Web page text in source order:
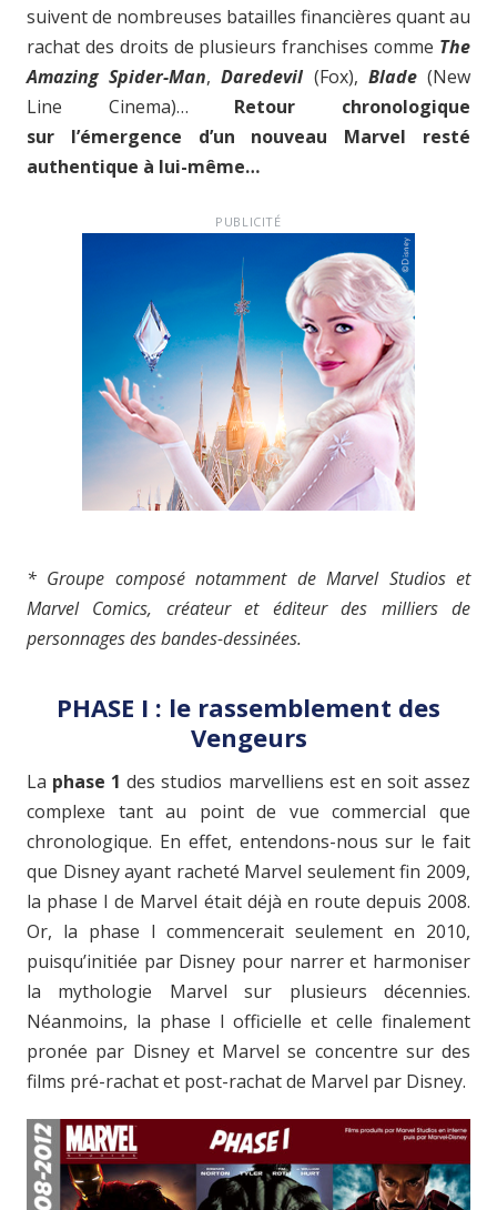
suivent de nombreuses batailles financières quant au
rachat des droits de plusieurs franchises comme The
Amazing Spider-Man,Daredevil (Fox), Blade(New
Line Cinema)… Retour chronologique
sur l’émergence d’un nouveau Marvel resté
authentique à lui-même…
PUBLICITÉ
* Groupe composé notamment de Marvel Studios et
Marvel Comics, créateur et éditeur des milliers de
personnages des bandes-dessinées.
PHASE I : le rassemblement des
Vengeurs
La phase 1des studios marvelliens est en soit assez
complexe tant au point de vue commercial que
chronologique. En effet, entendons-nous sur le fait
que Disney ayant racheté Marvel seulement fin 2009,
la phase I de Marvel était déjà en route depuis 2008.
Or, la phase I commencerait seulement en 2010,
puisqu’initiée par Disney pour narrer et harmoniser
la mythologie Marvel sur plusieurs décennies.
Néanmoins, la phase I officielle et celle finalement
pronée par Disney et Marvel se concentre sur des
films pré-rachat et post-rachat de Marvel par Disney.